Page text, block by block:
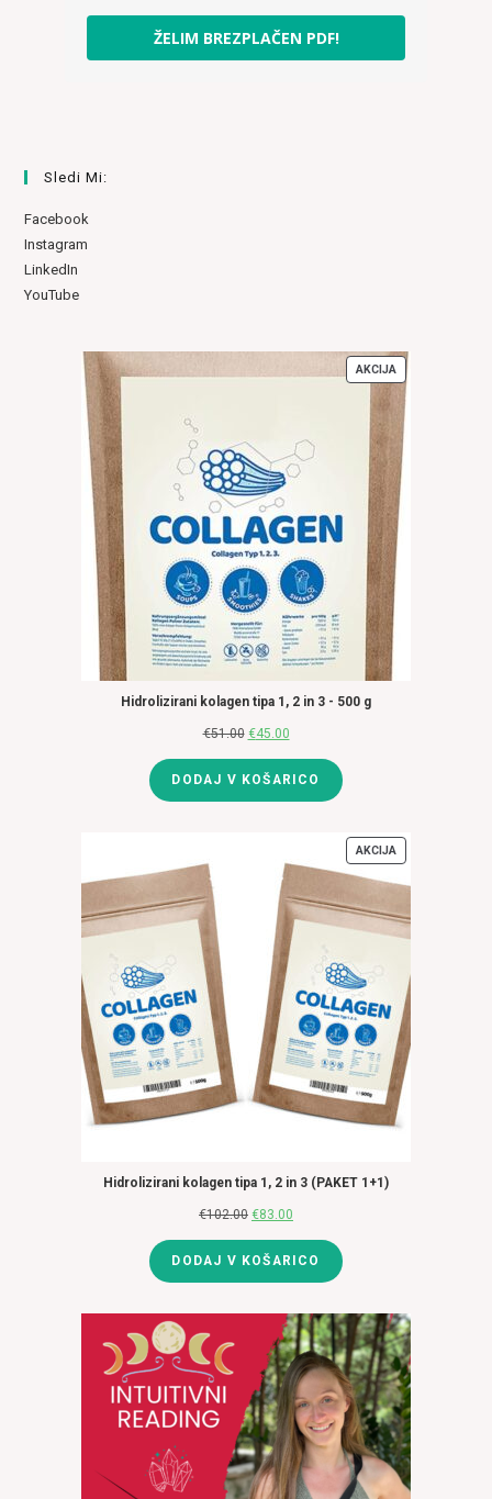
ŽELIM BREZPLAČEN PDF!
Sledi Mi:
Facebook
Instagram
LinkedIn
YouTube
AKCIJAIZDELKI
V
AKCIJI
Hidrolizirani kolagen tipa 1, 2 in 3 - 500 g
€51.00Izvirna
cena
je
€45.00Trenutna
cena
je:
DODAJ V KOŠARICO
AKCIJAIZDELKI
V
Hidrolizirani kolagen tipa 1, 2 in 3 (PAKET 1+1)
€102.00 Izvirna
cena
je
€102.00.
€83.00Trenutna
cena
je:
DODAJ V KOŠARICO